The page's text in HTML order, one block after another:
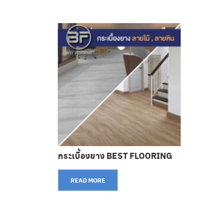
กระเบื้องยาง BEST FLOORING
READ MORE